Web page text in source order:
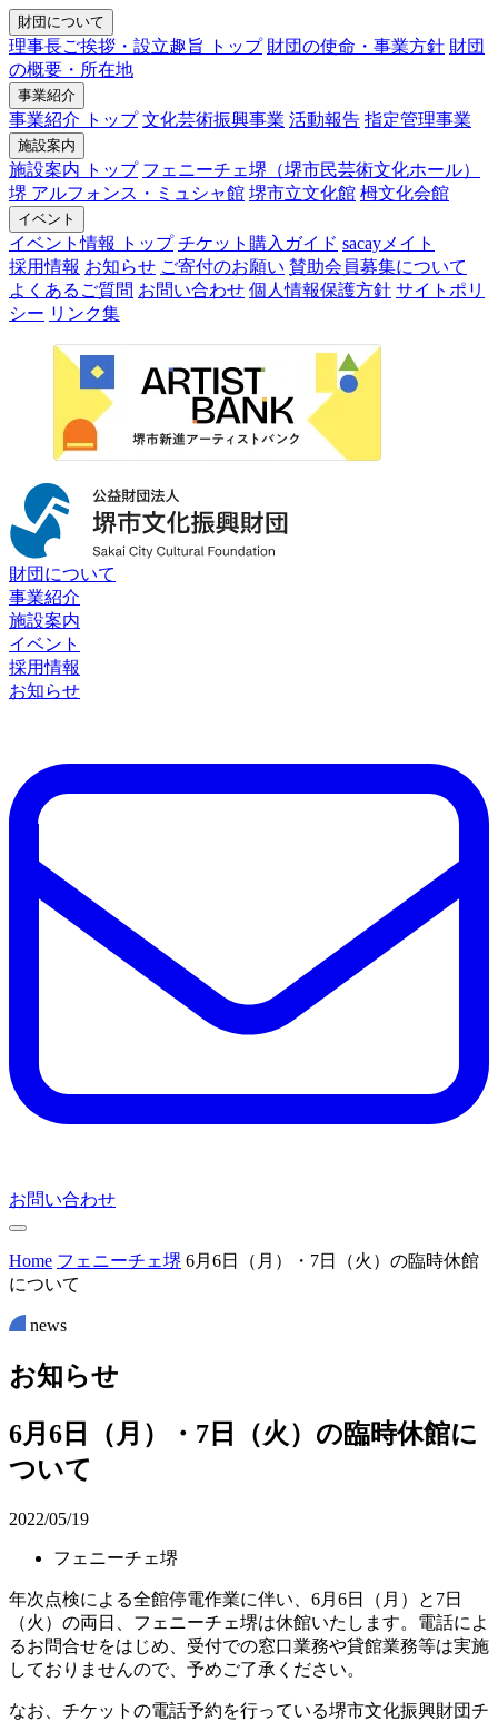
財団について
理事長ご挨拶・設立趣旨 トップ 財団の使命・事業方針 財団
の概要・所在地
事業紹介
事業紹介 トップ 文化芸術振興事業 活動報告 指定管理事業
施設案内
施設案内 トップ フェニーチェ堺（堺市民芸術文化ホール）
堺 アルフォンス・ミュシャ館 堺市立文化館 栂文化会館
イベント
イベント情報 トップ チケット購入ガイド sacayメイト
採用情報 お知らせ ご寄付のお願い 賛助会員募集について
よくあるご質問 お問い合わせ 個人情報保護方針 サイトポリ
シー リンク集
財団について
事業紹介
施設案内
イベント
採用情報
お知らせ
お問い合わせ
Home フェニーチェ堺 6月6日（月）・7日（火）の臨時休館
について
news
お知らせ
6月6日（月）・7日（火）の臨時休館に
ついて
2022/05/19
フェニーチェ堺
年次点検による全館停電作業に伴い、6月6日（月）と7日
（火）の両日、フェニーチェ堺は休館いたします。電話によ
るお問合せをはじめ、受付での窓口業務や貸館業務等は実施
しておりませんので、予めご了承ください。
なお、チケットの電話予約を行っている堺市文化振興財団チ